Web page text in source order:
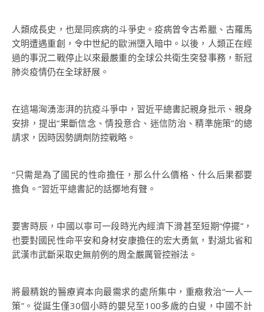
人類成長史，也是同疾病的斗爭史。疫病曾令古希臘、古羅馬
文明遭遇重創，令中世紀的歐洲墮入暗中。以後，人類正在經
過的事況二戰停止以來最嚴重的全球公共衛生突發事務，新冠
肺炎疫情仍在全球舒展。
在這場洶湧澎湃的抗疫斗爭中，習近平總書記親身批示、親身
安排，提出“果斷信念、情投意合、迷信防治、精準施策”的總
請求，因時因勢調劑防控戰略。
“只需是為了國民的性命擔任，那么什么價格、什么后果都要
擔負。”習近平總書記的話擲地有聲。
要害時辰，中國以寧可一段時光內經濟下滑甚至短期“停擺”，
也要對國民性命平安和身材安康擔任的宏大勇氣，對湖北省和
武漢市武斷采取史無前例的周全嚴厲管控辦法。
將最精銳的醫療資本向最需求的處所集中，重癥救治“一人一
策”。從誕生僅30個小時的嬰兒至100多歲的白叟，中國不計